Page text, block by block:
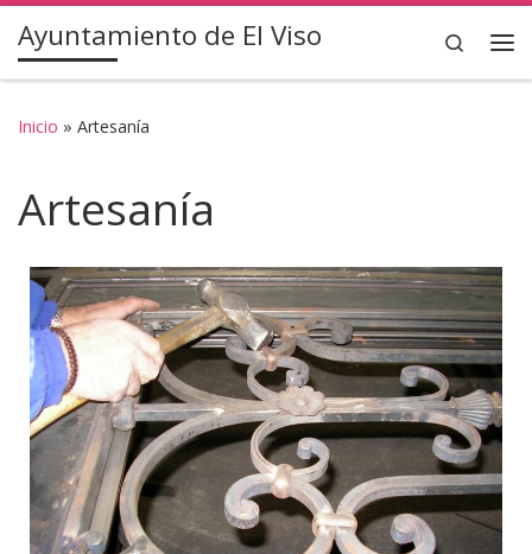
Saltar al contenido
Ayuntamiento de El Viso Search
Inicio » Artesanía
Artesanía